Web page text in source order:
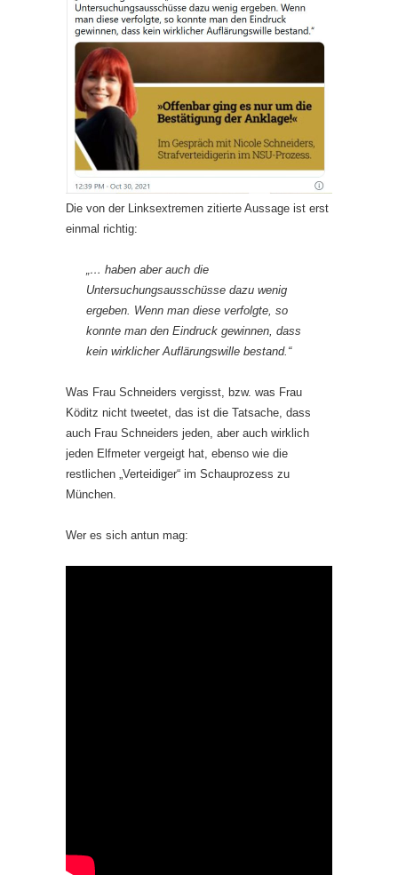
Die von der Linksextremen zitierte Aussage ist erst
einmal richtig:
„… haben aber auch die
Untersuchungsausschüsse dazu wenig
ergeben. Wenn man diese verfolgte, so
konnte man den Eindruck gewinnen, dass
kein wirklicher Auflärungswille bestand.“
Was Frau Schneiders vergisst, bzw. was Frau
Köditz nicht tweetet, das ist die Tatsache, dass
auch Frau Schneiders jeden, aber auch wirklich
jeden Elfmeter vergeigt hat, ebenso wie die
restlichen „Verteidiger“ im Schauprozess zu
München.
Wer es sich antun mag: